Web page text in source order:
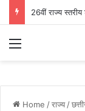
Menu
Home /राज्य /